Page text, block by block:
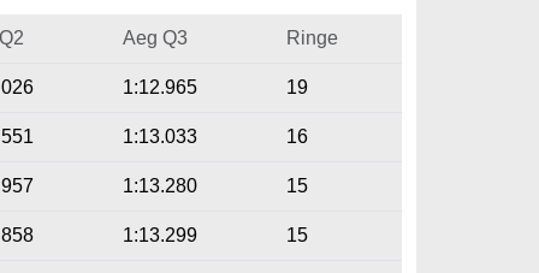
Aeg Q3 Ringe
1:12.965 19
1:13.033 16
1:13.280 15
1:13.299 15